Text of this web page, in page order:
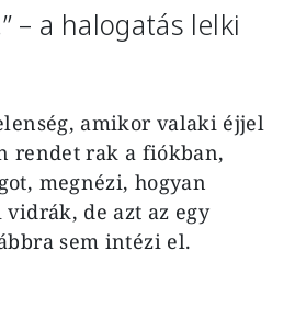
– a halogatás lelki
amikor valaki éjjel
rendet rak a fiókban,
megnézi, hogyan
de azt az egy
sem intézi el.